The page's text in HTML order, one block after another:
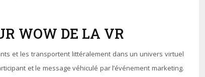
WOW DE LA VR
et les transportent littéralement dans un univers virtuel
et le message véhiculé par l’événement marketing.